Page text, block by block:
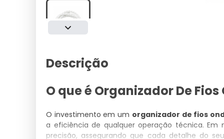
Descrição
O que é Organizador De
O investimento em um organizador de fios
a eficiência de qualquer operação técnica. Em
precisão, assegurando que cada detalhe do